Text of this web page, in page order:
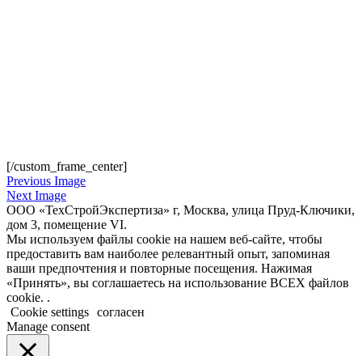
[/custom_frame_center]
Previous Image
Next Image
ООО «ТехСтройЭкспертиза» г, Москва, улица Пруд-Ключики,
дом 3, помещение VI.
Мы используем файлы cookie на нашем веб-сайте, чтобы
предоставить вам наиболее релевантный опыт, запоминая
ваши предпочтения и повторные посещения. Нажимая
«Принять», вы соглашаетесь на использование ВСЕХ файлов
cookie. .
Cookie settings согласен
Manage consent